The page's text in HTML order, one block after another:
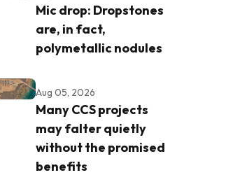
Mic drop: Dropstones
are, in fact,
polymetallic nodules
Aug 05, 2026
Many CCS projects
may falter quietly
without the promised
benefits